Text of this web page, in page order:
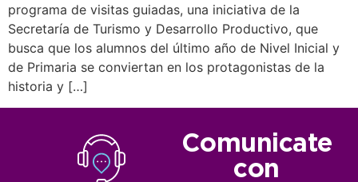
programa de visitas guiadas, una iniciativa de la
Secretaría de Turismo y Desarrollo Productivo, que
busca que los alumnos del último año de Nivel Inicial y
de Primaria se conviertan en los protagonistas de la
historia y […]
Comunicate
con